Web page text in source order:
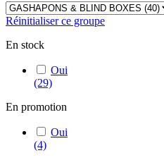
Réinitialiser ce groupe
En stock
Oui
(29)
En promotion
Oui
(4)